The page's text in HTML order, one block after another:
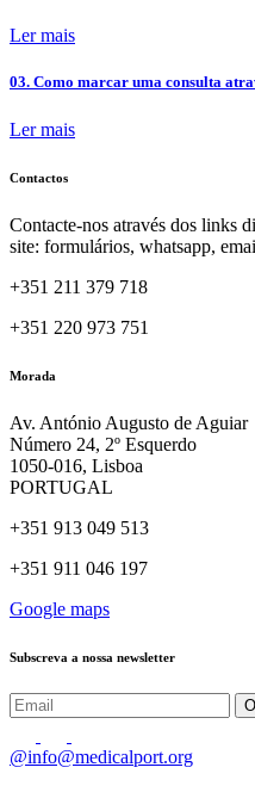
Ler mais
03. Como marcar uma consulta
Ler mais
Contactos
Contacte-nos através dos links
site: formulários, whatsapp,
+351 211 379 718
+351 220 973 751
Morada
Av. António Augusto de Aguiar
Número 24, 2º Esquerdo
1050-016, Lisboa
PORTUGAL
+351 913 049 513
+351 911 046 197
Google maps
Subscreva a nossa newsletter
@info@medicalport.org